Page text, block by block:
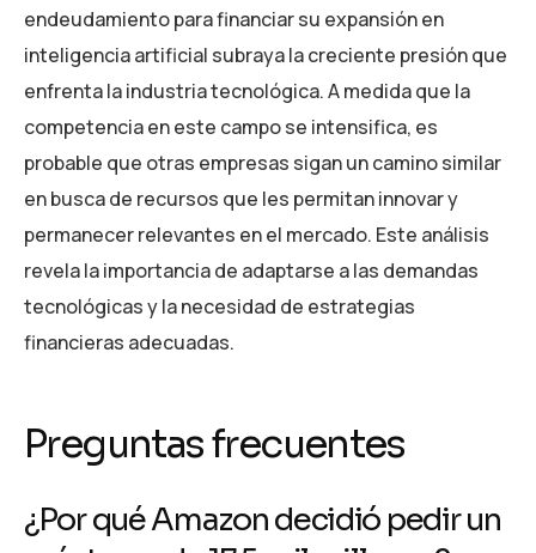
endeudamiento para financiar su expansión en
inteligencia artificial subraya la creciente presión que
enfrenta la industria tecnológica. A medida que la
competencia en este campo se intensifica, es
probable que otras empresas sigan un camino similar
en busca de recursos que les permitan innovar y
permanecer relevantes en el mercado. Este análisis
revela la importancia de adaptarse a las demandas
tecnológicas y la necesidad de estrategias
financieras adecuadas.
Preguntas frecuentes
¿Por qué Amazon decidió pedir un